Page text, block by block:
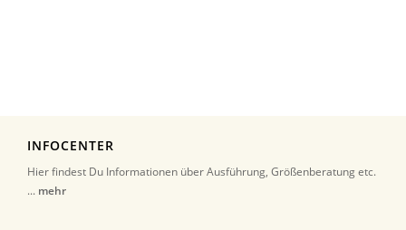
INFOCENTER
Hier findest Du Informationen über Ausführung, Größenberatung etc.
... mehr